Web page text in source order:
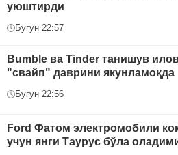
уюштирди
Бугун 22:57
Bumble ва Tinder танишув
"свайп" даврини якунламоқда
Бугун 22:56
Ford Фатом электромобили
учун янги Таурус бўла